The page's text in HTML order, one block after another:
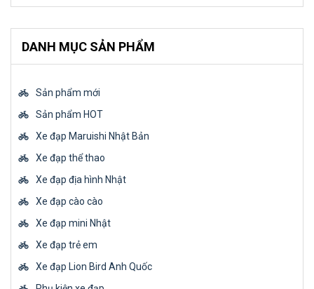
DANH MỤC SẢN PHẨM
Sản phẩm mới
Sản phẩm HOT
Xe đạp Maruishi Nhật Bản
Xe đạp thể thao
Xe đạp địa hình Nhật
Xe đạp cào cào
Xe đạp mini Nhật
Xe đạp trẻ em
Xe đạp Lion Bird Anh Quốc